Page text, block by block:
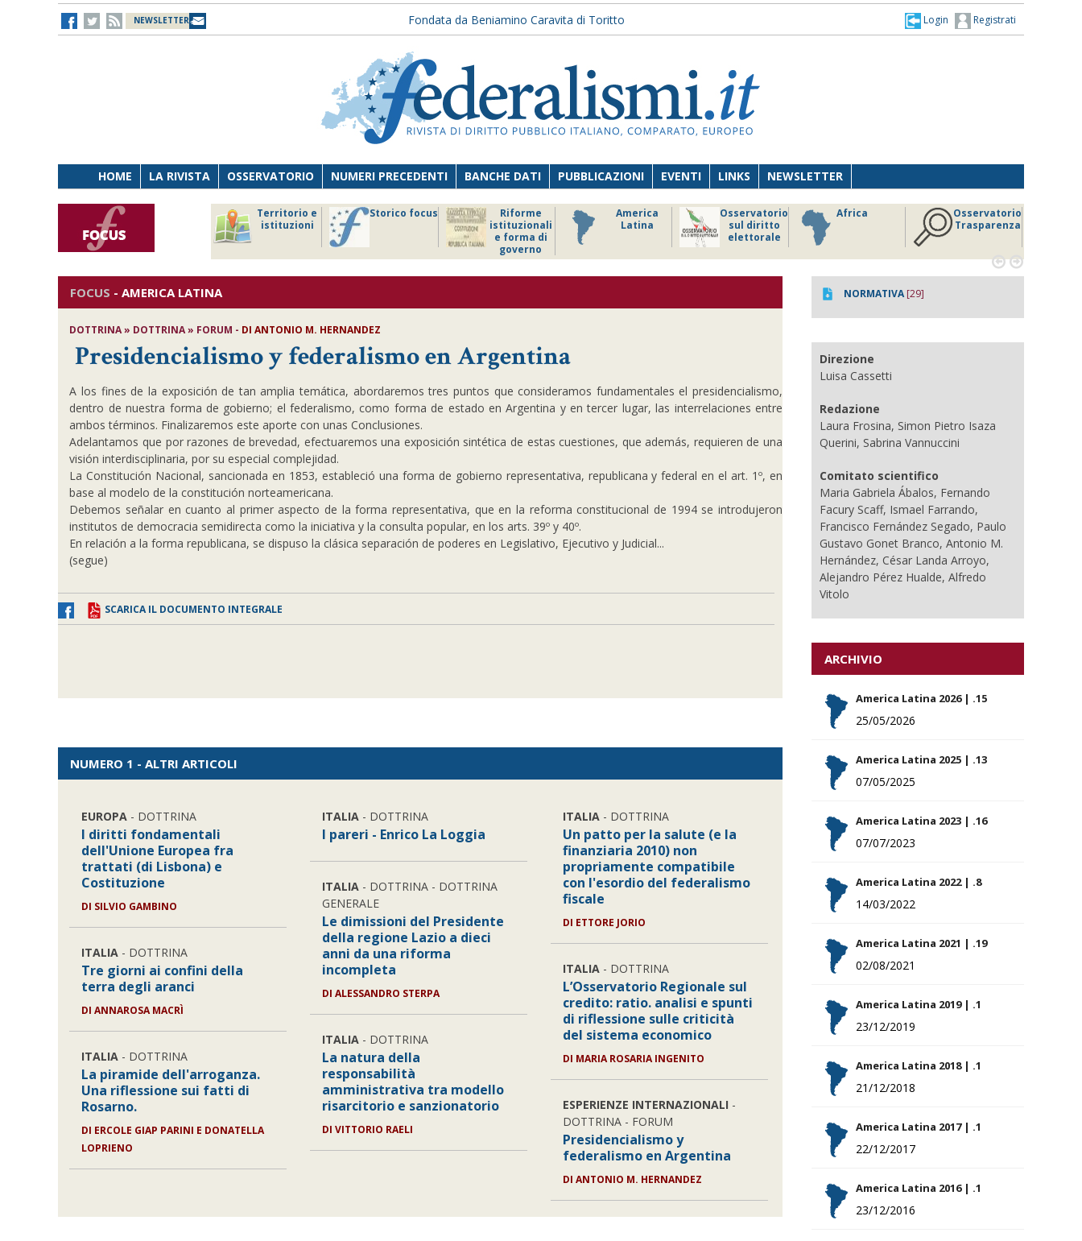
NEWSLETTER Fondata da Beniamino Caravita di Toritto Registrati
Login
HOME LA RIVISTA OSSERVATORIO NUMERI PRECEDENTI BANCHE DATI PUBBLICAZIONI EVENTI LINKS NEWSLETTER
Territorio e
istituzioni
Storico focus
Riforme
istituzionali
e forma di
governo
America
Latina
Osservatorio
sul diritto
elettorale
Africa
Osservatorio
Trasparenza
 
FOCUS - AMERICA LATINA
DOTTRINA » DOTTRINA » FORUM - DI ANTONIO M. HERNANDEZ
Presidencialismo y federalismo en Argentina
A los fines de la exposición de tan amplia temática, abordaremos tres puntos que consideramos fundamentales el presidencialismo,
dentro de nuestra forma de gobierno; el federalismo, como forma de estado en Argentina y en tercer lugar, las interrelaciones entre
ambos términos. Finalizaremos este aporte con unas Conclusiones.
Adelantamos que por razones de brevedad, efectuaremos una exposición sintética de estas cuestiones, que además, requieren de una
visión interdisciplinaria, por su especial complejidad.
La Constitución Nacional, sancionada en 1853, estableció una forma de gobierno representativa, republicana y federal en el art. 1º, en
base al modelo de la constitución norteamericana.
Debemos señalar en cuanto al primer aspecto de la forma representativa, que en la reforma constitucional de 1994 se introdujeron
institutos de democracia semidirecta como la iniciativa y la consulta popular, en los arts. 39º y 40º.
En relación a la forma republicana, se dispuso la clásica separación de poderes en Legislativo, Ejecutivo y Judicial...
(segue)
SCARICA IL DOCUMENTO INTEGRALE
NUMERO 1 - ALTRI ARTICOLI
EUROPA - DOTTRINA
I diritti fondamentali
dell'Unione Europea fra
trattati (di Lisbona) e
Costituzione
DI SILVIO GAMBINO
ITALIA - DOTTRINA
Tre giorni ai confini della
terra degli aranci
DI ANNAROSA MACRÌ
ITALIA - DOTTRINA
La piramide dell'arroganza.
Una riflessione sui fatti di
Rosarno.
DI ERCOLE GIAP PARINI E DONATELLA
LOPRIENO
ITALIA - DOTTRINA
I pareri - Enrico La Loggia
ITALIA - DOTTRINA - DOTTRINA
GENERALE
Le dimissioni del Presidente
della regione Lazio a dieci
anni da una riforma
incompleta
DI ALESSANDRO STERPA
ITALIA - DOTTRINA
La natura della
responsabilità
amministrativa tra modello
risarcitorio e sanzionatorio
DI VITTORIO RAELI
ITALIA- DOTTRINA
Un patto per la salute (e la
finanziaria 2010) non
propriamente compatibile
con l'esordio del federalismo
fiscale
DI ETTORE JORIO
ITALIA- DOTTRINA
L’Osservatorio Regionale sul
credito: ratio. analisi e spunti
di riflessione sulle criticità
del sistema economico
DI MARIA ROSARIA INGENITO
ESPERIENZE INTERNAZIONALI -
DOTTRINA - FORUM
Presidencialismo y
federalismo en Argentina
DI ANTONIO M. HERNANDEZ
NORMATIVA[29]
Direzione
Luisa Cassetti
Redazione
Laura Frosina, Simon Pietro Isaza
Querini, Sabrina Vannuccini
Comitato scientifico
Maria Gabriela Ábalos, Fernando
Facury Scaff, Ismael Farrando,
Francisco Fernández Segado, Paulo
Gustavo Gonet Branco, Antonio M.
Hernández, César Landa Arroyo,
Alejandro Pérez Hualde, Alfredo
Vitolo
ARCHIVIO
America Latina 2026 | .15
25/05/2026
America Latina 2025 | .13
07/05/2025
America Latina 2023 | .16
07/07/2023
America Latina 2022 | .8
14/03/2022
America Latina 2021 | .19
02/08/2021
America Latina 2019 | .1
23/12/2019
America Latina 2018 | .1
21/12/2018
America Latina 2017 | .1
22/12/2017
America Latina 2016 | .1
23/12/2016